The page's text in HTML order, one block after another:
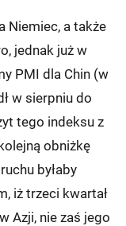
Niemiec, a także
jednak już w
PMI dla Chin (w
w sierpniu do
tego indeksu z
obniżkę
byłaby
iż trzeci kwartał
Azji, nie zaś jego